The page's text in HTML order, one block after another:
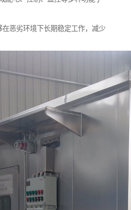
在恶劣环境下长期稳定工作，减少